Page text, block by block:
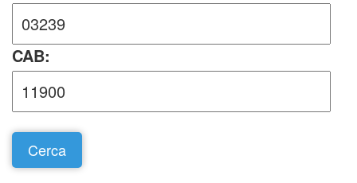
CAB: